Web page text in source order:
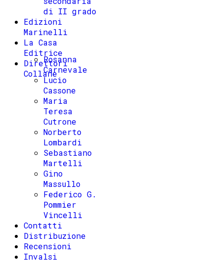
di II grado
Edizioni
Marinelli
La Casa
Editrice
Direttori
Collane
Rosanna
Carnevale
Lucio
Cassone
Maria
Teresa
Cutrone
Norberto
Lombardi
Sebastiano
Martelli
Gino
Massullo
Federico G.
Pommier
Vincelli
Contatti
Distribuzione
Recensioni
Invalsi